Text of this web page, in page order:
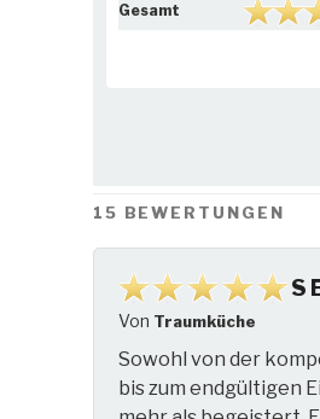
Gesamt
15 BEWERTUNGEN
Von Traumküche
Sowohl von der
bis zum endgültigen